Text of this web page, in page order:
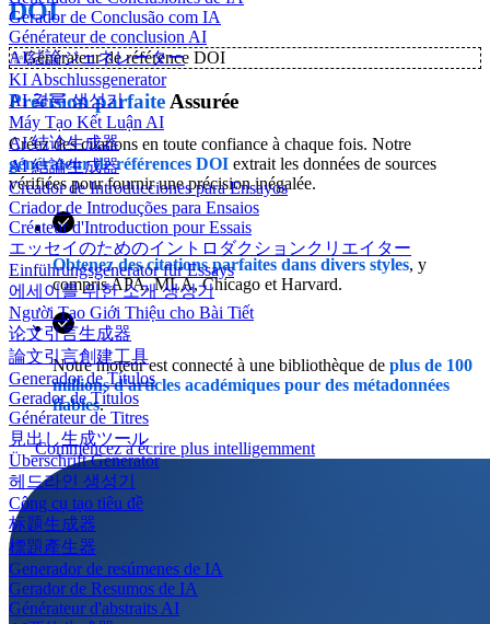
Gerador de Conclusão com IA
Générateur de conclusion AI
AI結論ジェネレーター
KI Abschlussgenerator
AI 결론 생성기
Máy Tạo Kết Luận AI
AI 结论生成器
AI 結論生成器
Creador de Introducciones para Ensayos
Criador de Introduções para Ensaios
Créateur d'Introduction pour Essais
エッセイのためのイントロダクションクリエイター
Einführungsgenerator für Essays
에세이를 위한 소개 생성기
Người Tạo Giới Thiệu cho Bài Tiết
论文引言生成器
論文引言創建工具
Generador de Títulos
Gerador de Títulos
Générateur de Titres
見出し生成ツール
Überschrift Generator
헤드라인 생성기
Công cụ tạo tiêu đề
标题生成器
標題產生器
Generador de resúmenes de IA
Gerador de Resumos de IA
Générateur d'abstraits AI
DOI
✨Générateur de référence DOI
Précision parfaite Assurée
Créez des citations en toute confiance à chaque fois. Notre
générateur de références DOI extrait les données de sources
vérifiées pour fournir une précision inégalée.
Obtenez des citations parfaites dans divers styles, y
compris APA, MLA, Chicago et Harvard.
Notre moteur est connecté à une bibliothèque de plus de 100
millions d'articles académiques pour des métadonnées
fiables.
Commencez à écrire plus intelligemment